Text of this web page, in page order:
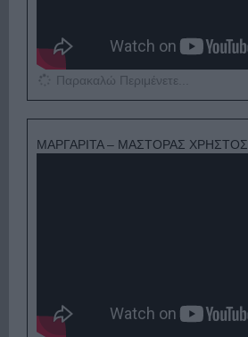
Παρακαλώ Περιμένετε...
ΜΑΡΓΑΡΙΤΑ – ΜΑΣΤΟΡΑΣ ΧΡΗΣΤΟΣ